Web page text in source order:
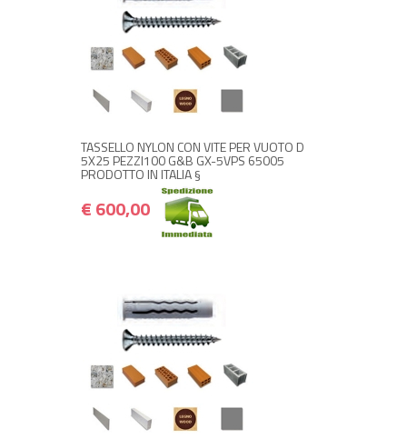
TASSELLO NYLON CON VITE PER VUOTO D
5X25 PEZZI100 G&B GX-5VPS 65005
PRODOTTO IN ITALIA §
€ 600,00
+ ACQUISTA
+ ACQUISTA